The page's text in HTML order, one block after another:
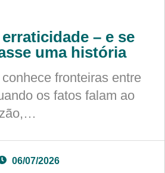
– e se
uma história
fronteiras entre
os fatos falam ao
06/07/2026